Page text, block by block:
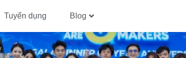
Tuyển dụng Blog